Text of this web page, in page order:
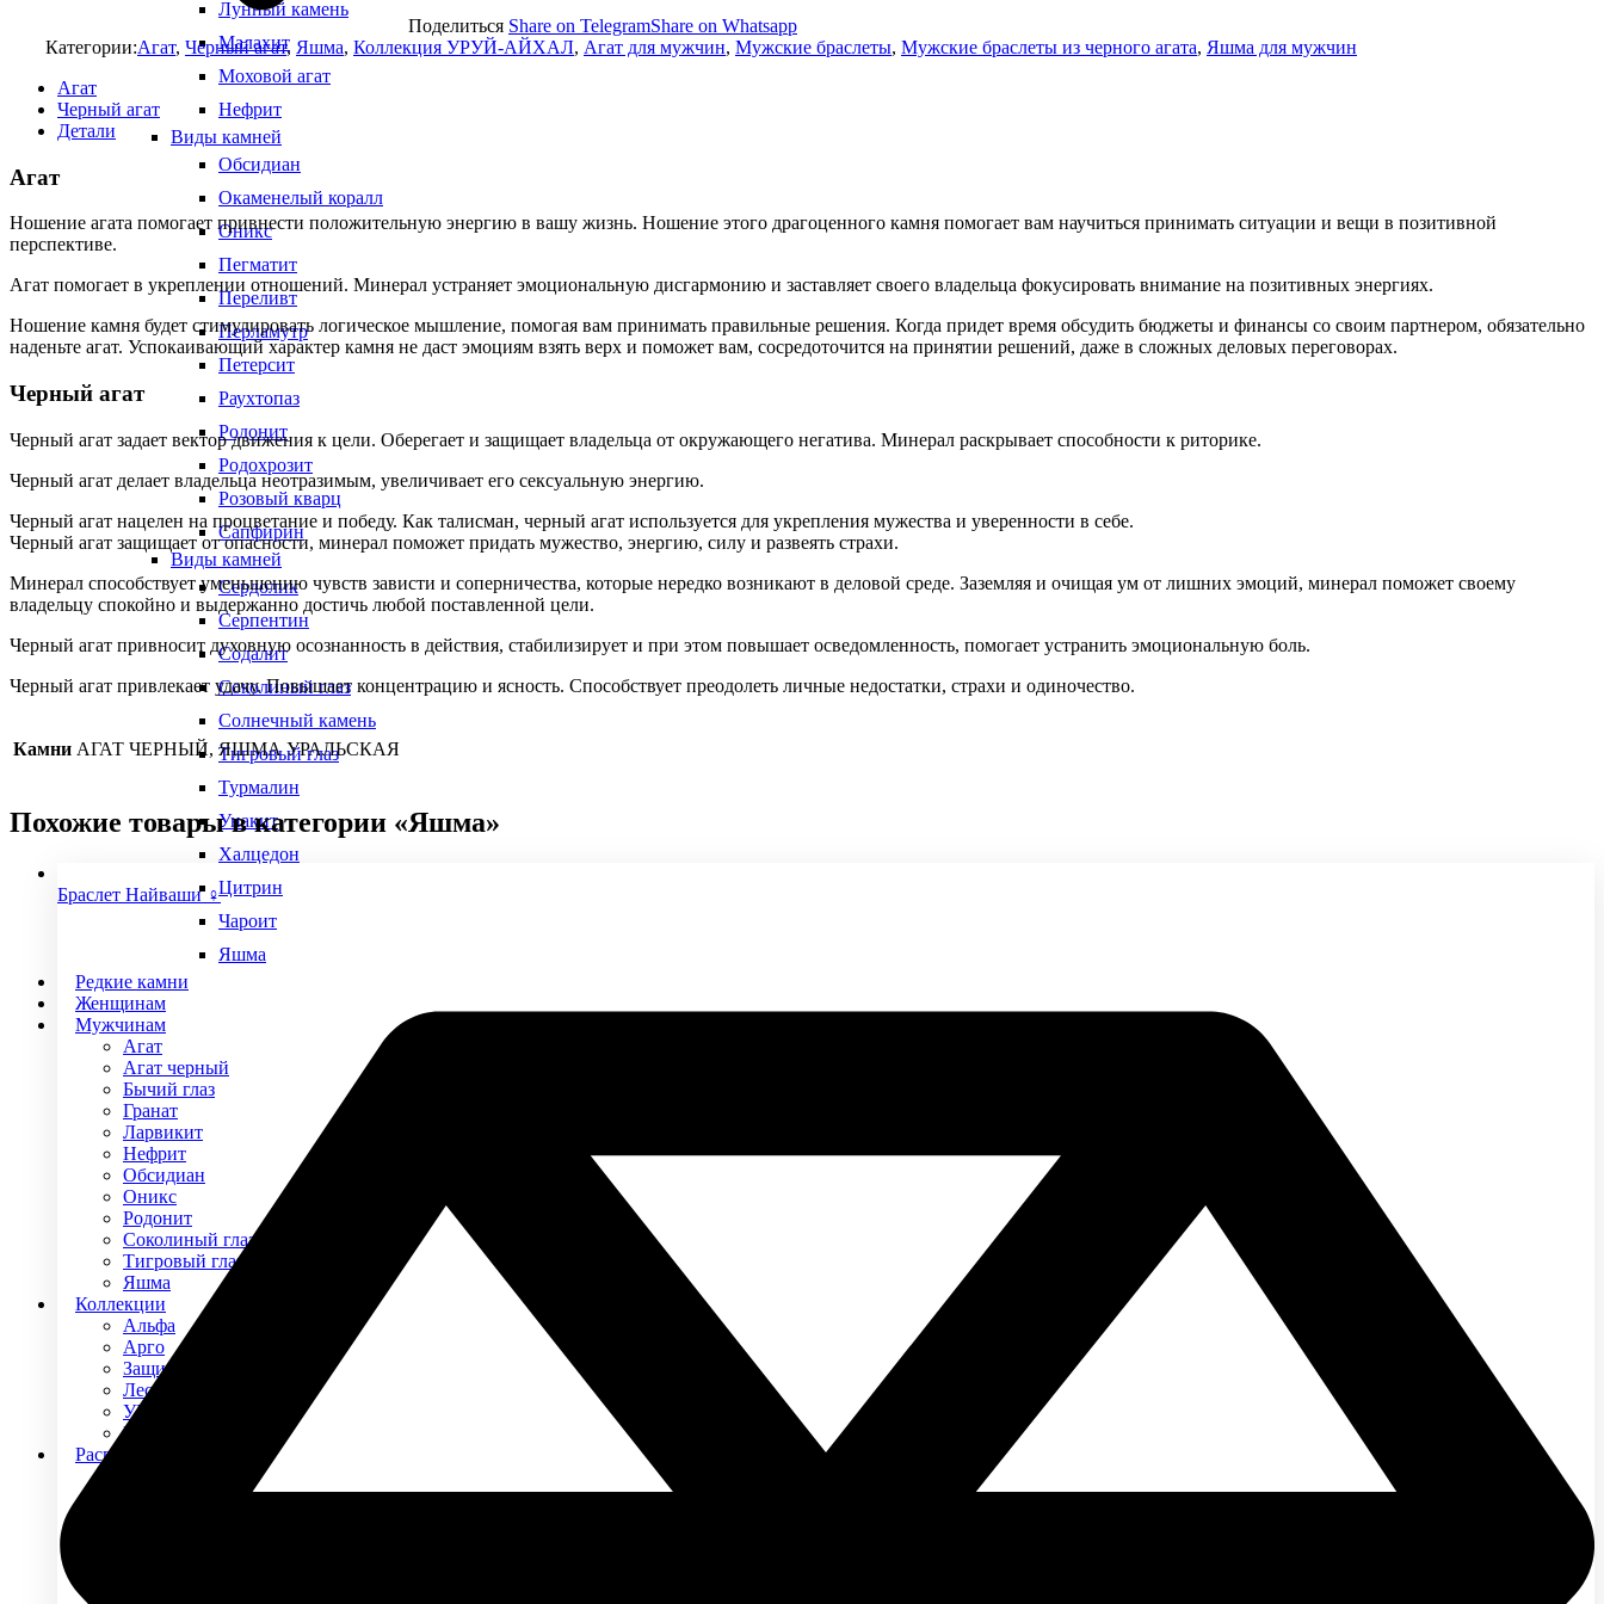
Лунный камень
Малахит
Моховой агат
Нефрит
Виды камней
Обсидиан
Окаменелый коралл
Оникс
Пегматит
Переливт
Перламутр
Петерсит
Раухтопаз
Родонит
Родохрозит
Розовый кварц
Сапфирин
Виды камней
Сердолик
Серпентин
Содалит
Соколиный глаз
Солнечный камень
Тигровый глаз
Турмалин
Унакит
Халцедон
Цитрин
Чароит
Яшма
Редкие камни
Женщинам
Мужчинам
Агат
Агат черный
Бычий глаз
Гранат
Ларвикит
Нефрит
Обсидиан
Оникс
Родонит
Соколиный глаз
Тигровый глаз
Яшма
Коллекции
Альфа
Арго
Защитники
Лесная сказка
УРУЙ-АЙХАЛ
Премиум
Распродажа
Поделиться Share on TelegramShare on Whatsapp
Категории:Агат, Черный агат, Яшма, Коллекция УРУЙ-АЙХАЛ, Агат для мужчин, Мужские браслеты, Мужские браслеты из черного агата, Яшма для мужчин
Агат
Черный агат
Детали
Агат
Ношение агата помогает привнести положительную энергию в вашу жизнь. Ношение этого драгоценного камня помогает вам научиться принимать ситуации и вещи в позитивной
перспективе.
Агат помогает в укреплении отношений. Минерал устраняет эмоциональную дисгармонию и заставляет своего владельца фокусировать внимание на позитивных энергиях.
Ношение камня будет стимулировать логическое мышление, помогая вам принимать правильные решения. Когда придет время обсудить бюджеты и финансы со своим партнером, обязательно
наденьте агат. Успокаивающий характер камня не даст эмоциям взять верх и поможет вам, сосредоточится на принятии решений, даже в сложных деловых переговорах.
Черный агат
Черный агат задает вектор движения к цели. Оберегает и защищает владельца от окружающего негатива. Минерал раскрывает способности к риторике.
Черный агат делает владельца неотразимым, увеличивает его сексуальную энергию.
Черный агат нацелен на процветание и победу. Как талисман, черный агат используется для укрепления мужества и уверенности в себе.
Черный агат защищает от опасности, минерал поможет придать мужество, энергию, силу и развеять страхи.
Минерал способствует уменьшению чувств зависти и соперничества, которые нередко возникают в деловой среде. Заземляя и очищая ум от лишних эмоций, минерал поможет своему
владельцу спокойно и выдержанно достичь любой поставленной цели.
Черный агат привносит духовную осознанность в действия, стабилизирует и при этом повышает осведомленность, помогает устранить эмоциональную боль.
Черный агат привлекает удачу. Повышает концентрацию и ясность. Способствует преодолеть личные недостатки, страхи и одиночество.
Камни АГАТ ЧЕРНЫЙ, ЯШМА УРАЛЬСКАЯ
Похожие товары в категории «Яшма»
Браслет Найваши ♀